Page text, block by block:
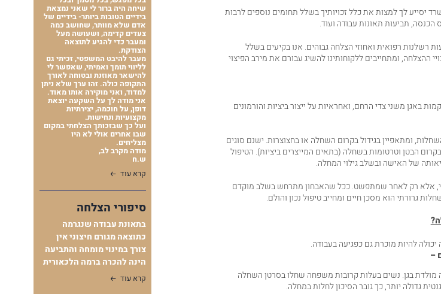
יסייע לך למצות את כלל זכויותיך בשלל תחומים נוספים לרבות
הכנסה, תביעות תאונות עבודה ועוד.
רשלנות רפואית ואחוזי הצלחה גבוהים. אנו בקיעים בשלל
ההצלחה, ומתחייבים ללקוחותינו להשיג עבורם את מירב הפיצוי
באגן משני צדי הרחם, ואחראיות על ייצור ביציות והורמונים
ומתאפיין בגידול בקרום השחלה או בחצוצרות. ישנם סוגים
נפוצים פחות של סרטן השחלות לדוגמת PCC בקרום הבטן וטרטומות בשחלה (בתאים המייצרים ביציות). הטיפול
של האישה ובשלב גילוי המחלה.
אלא רק לאחר שמתפשט. ככל שהאבחון מתרחש בשלב מוקדם
גרורתי הוא מסכן חיים ומחייב טיפול נכון והולם.
להיות מוכרת גם כפגיעה בעבודה.
–
בגן. נשים בעלות קרובות משפחה שחלו בסרטן השחלה
גדולה יותר, כך גובר הסיכון לחלות במחלה.
שיחה היה ברור לי שאני נמצאת
בידיים הטובות ביותר- בידיים של
אדם שלא מוותר, שחושב כמה
צעדים קדימה, ושעושה מעל
ומעבר כדי להגיע לתוצאה
הצודקת.
מעבר להיבט המשפטי, זכיתי גם
לליווי תומך ואמיתי, שאפשר לי
להישאר מאוזנת ובטוחה לאורך
התקופה כולה. זהו ערך שלא ניתן
למדוד, ואני מוקירה אותו מאוד.
אני מודה לך על השקעה יוצאת
דופן, על חוכמה, יצירתיות
מקצועיות ונחישות.
ועל כך שבזכותך הצלחתי במקום
שבו אחרים אולי לא היו
מצליחים.
מודה מקרב לב,
ש.ח
קרא עוד
סיפורי הצלחה
בתאונת עבודה שנגרמה
כתוצאה מגורם חיצוני אין
צורך במינוי מומחה והתביעה
הינה להכרה ברמה הלכאורית
קרא עוד